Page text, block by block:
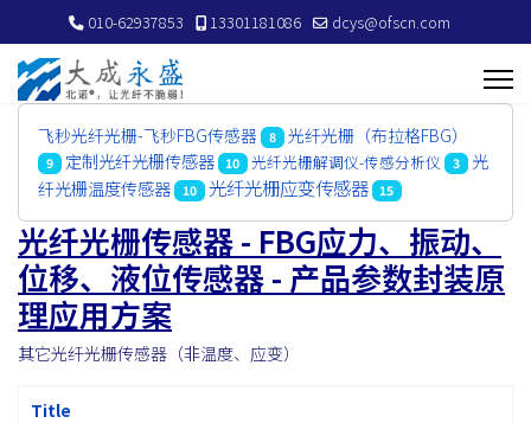
010-62937853 13301181086 dcys@ofscn.com
飞秒光纤光栅-飞秒FBG传感器 8 光纤光栅（布拉格FBG）
9 定制光纤光栅传感器 10 光纤光栅解调仪-传感分析仪 3
光
纤光栅温度传感器
10 光纤光栅应变传感器 15
光纤光栅传感器 - FBG应力、振动、
位移、液位传感器 - 产品参数封装原
理应用方案
其它光纤光栅传感器（非温度、应变）
Title